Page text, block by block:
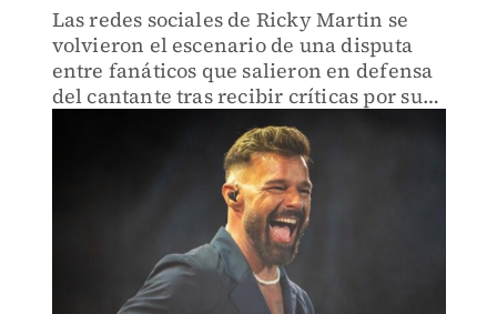
Las redes sociales de Ricky Martin se
volvieron el escenario de una disputa
entre fanáticos que salieron en defensa
del cantante tras recibir críticas por su